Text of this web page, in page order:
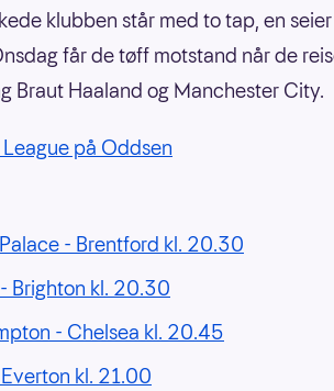
klubben står med to tap, en
får de tøff motstand når de
Braut Haaland og Manchester City.
på Oddsen
- Brentford kl. 20.30
Brighton kl. 20.30
- Chelsea kl. 20.45
kl. 21.00